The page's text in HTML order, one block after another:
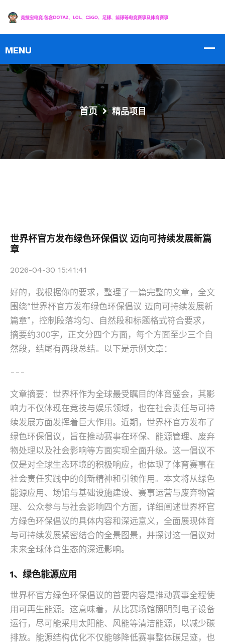
首页 精品项目
世界杯官方发布绿色环保倡议 迈向可持续发展新篇
章
2026-04-30 15:41:41
好的，我根据你的要求，整理了一篇完整的文章，全文
围绕“世界杯官方发布绿色环保倡议 迈向可持续发展新
篇章”，控制段落均匀、自然段和标题格式符合要求，
摘要约300字，正文分四个方面，每个方面至少三个自
然段，结尾有两段总结。以下是示例文章：
---
文章摘要：世界杯作为全球最受瞩目的体育盛会，其影
响力不仅体现在竞技与娱乐领域，也在社会责任与可持
续发展方面发挥着巨大作用。近期，世界杯官方发布了
绿色环保倡议，旨在推动赛事在环保、能源管理、废弃
物处理以及社会影响等方面实现全面升级。这一倡议不
仅是对全球生态环境的积极响应，也体现了体育赛事在
社会责任实践中的创新精神和引领作用。本文将从绿色
能源应用、场馆与基础设施建设、赛事运营与废弃物管
理、公众参与与社会影响四个方面，详细阐述世界杯官
方绿色环保倡议的具体内容和深远意义，全面展现体育
与可持续发展紧密结合的全景图景，并探讨这一倡议对
未来全球体育生态的深远影响。
1、绿色能源应用
世界杯官方绿色环保倡议的首要内容是推动赛事全程使
用可再生能源。这意味着，从比赛场馆照明到电子设备
运行，尽可能采用太阳能、风能等清洁能源，以减少碳
排放。能源结构优化不仅能够降低赛事整体碳足迹，也